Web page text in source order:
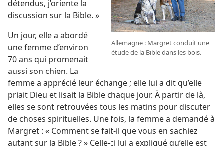
Allemagne : Margret conduit une
étude de la Bible dans les bois.
détendus, j’oriente la
discussion sur la Bible. »
Un jour, elle a abordé
une femme d’environ
70 ans qui promenait
aussi son chien. La
femme a apprécié leur échange ; elle lui a dit qu’elle
priait Dieu et lisait la Bible chaque jour. À partir de là,
elles se sont retrouvées tous les matins pour discuter
de choses spirituelles. Une fois, la femme a demandé à
Margret : « Comment se fait-​il que vous en sachiez
autant sur la Bible ? » Celle-ci lui a expliqué qu’elle est